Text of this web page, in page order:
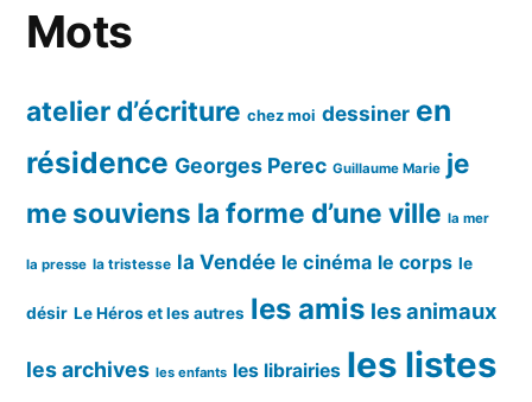
Mots
atelier d’écriture chez moi dessiner en
résidence Georges Perec Guillaume Marie je
me souviens la forme d’une ville la mer
la presse la tristesse la Vendée le cinéma le corps le
désir Le Héros et les autres les amis les animaux
les archives les enfants les librairies les listes